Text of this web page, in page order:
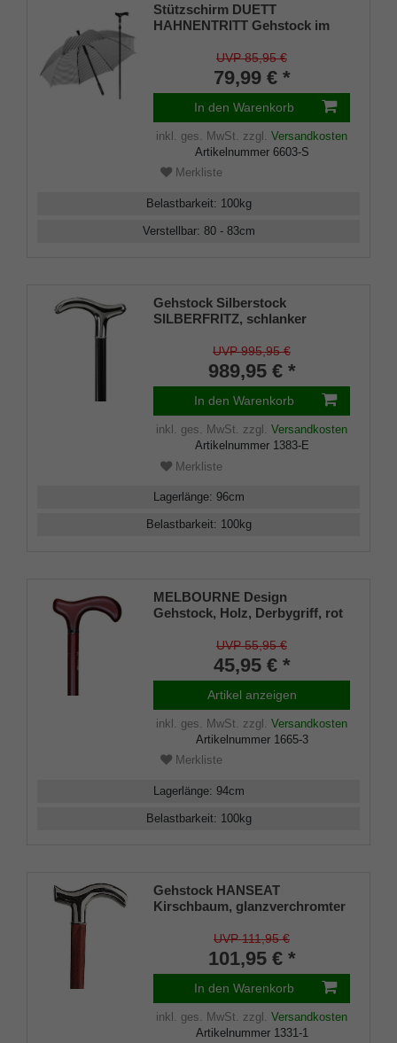
Stützschirm DUETT
HAHNENTRITT Gehstock im
höhenverstellbar, Fritzgriff,
Schirmhülle, Klettverschluss,
Gummipuffer Damen und
Herren
UVP 85,95 €
79,99 € *
In den Warenkorb
inkl. ges. MwSt. zzgl. Versandkosten
Artikelnummer 6603-S
Merkliste
Belastbarkeit: 100kg
Verstellbar: 80 - 83cm
Gehstock Silberstock
SILBERFRITZ, schlanker
echtem 925/1000 Sterlingsilber,
aufgesetzt auf einen Stock aus
edlem Makassar Ebenholz,
inklusiv Schlankpuffer.
UVP 995,95 €
989,95 € *
In den Warenkorb
inkl. ges. MwSt. zzgl. Versandkosten
Artikelnummer 1383-E
Merkliste
Lagerlänge: 96cm
Belastbarkeit: 100kg
MELBOURNE Design
Gehstock, Holz, Derbygriff, rot
Platinband, elegant, Damen
und Herren, Gummipuffer
UVP 55,95 €
45,95 € *
Artikel anzeigen
inkl. ges. MwSt. zzgl. Versandkosten
Artikelnummer 1665-3
Merkliste
Lagerlänge: 94cm
Belastbarkeit: 100kg
Gehstock HANSEAT
Kirschbaum, glanzverchromter
Stock aus edlem Kirscholz,
inklusiv Schlankpuffer.
UVP 111,95 €
101,95 € *
In den Warenkorb
inkl. ges. MwSt. zzgl. Versandkosten
Artikelnummer 1331-1